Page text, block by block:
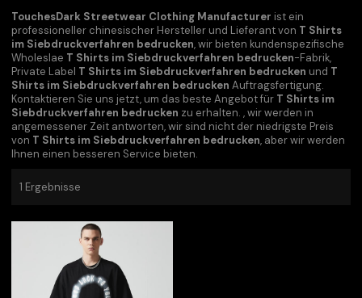
TouchesDark Streetwear Clothing Manufacturer ist ein
professioneller chinesischer Hersteller und Lieferant von T Shirts
im Siebdruckverfahren bedrucken, wir bieten kundenspezifische
Wholeslae T Shirts im Siebdruckverfahren bedrucken-Fabrik,
Private Label T Shirts im Siebdruckverfahren bedrucken und T
Shirts im Siebdruckverfahren bedrucken Auftragsfertigung.
Kontaktieren Sie uns jetzt, um das beste Angebot für T Shirts im
Siebdruckverfahren bedrucken zu erhalten. , wir werden in
angemessener Zeit antworten, wir sind nicht der niedrigste Preis
von T Shirts im Siebdruckverfahren bedrucken, aber wir werden
Ihnen einen besseren Service bieten.
1 Ergebnisse